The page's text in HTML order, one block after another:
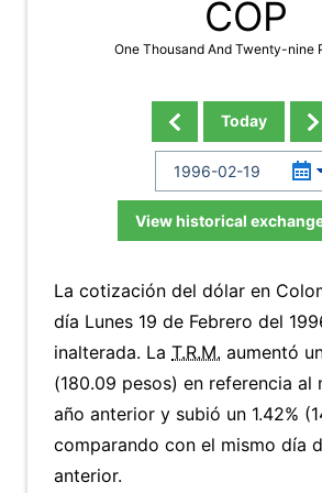
COP
One Thousand And Twenty-nine
Today
View historical
La cotización del dólar en
día Lunes 19 de Febrero del
inalterada. La T.R.M. aumentó
(180.09 pesos) en referencia al
año anterior y subió un 1.42%
comparando con el mismo día
anterior.